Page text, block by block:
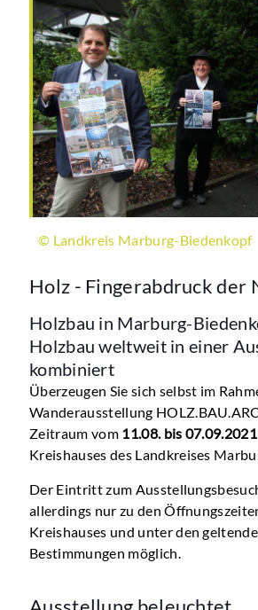
© Landkreis Marburg-Biedenkopf
Holz - Fingerabdruck der
Holzbau in Marburg-
Holzbau weltweit in einer
kombiniert
Überzeugen Sie sich selbst im
Wanderausstellung
Zeitraum vom 11.08. bis 07.09.2021
Kreishauses des Landkreises
Der Eintritt zum
allerdings nur zu den
Kreishauses und unter den
Bestimmungen möglich.